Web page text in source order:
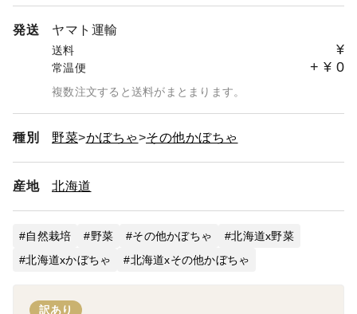
よっては余裕を持って発送させていただく場合がありま
す。
お届け希望日の指定が不要な場合は、注文フォーム下部、
[特記事項]に「お届け希望日指定なし」と記載いただけれ
※お届け希望日の指定がない場合は翌営業日発送を心掛け
ておりますが、社内規定や天候など諸事情により発送が遅
れる場合があります、ご理解の程よろしくおねがいしま
す。
***クロネコゆうパケットでの発送について***
更になっております。変更に伴い到着日の予想が難しく
なってしまいました。
能性がありますのでご了承のほどよろしくお願いいたしま
発送 ヤマト運輸
送料 ¥
常温便 + ¥ 0
複数注文すると送料がまとまります。
種別 野菜 かぼちゃ その他かぼちゃ
産地 北海道
自然栽培 野菜 その他かぼちゃ
北海道x野菜
北海道xかぼちゃ
北海道xその他かぼちゃ
訳あり